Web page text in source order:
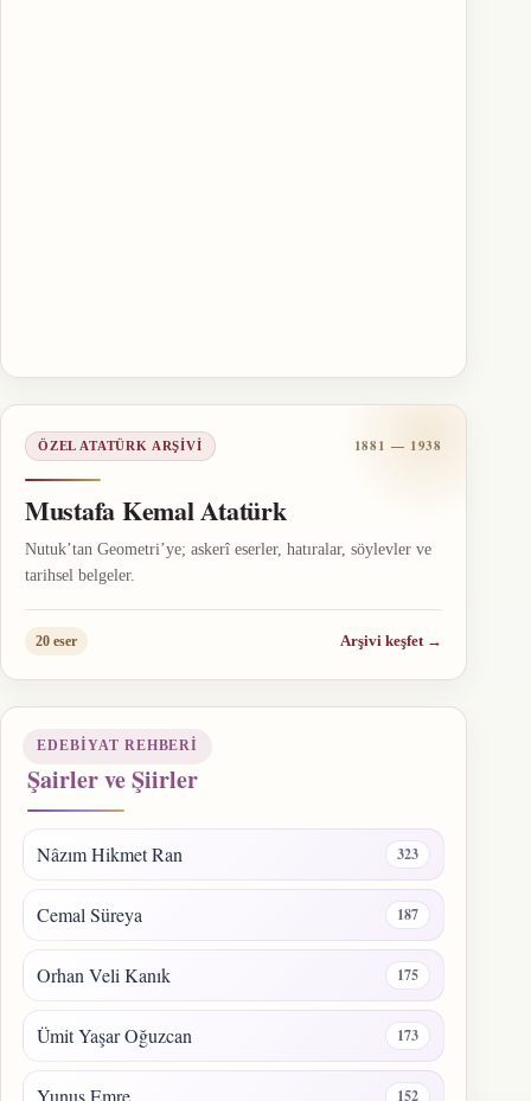
ÖZEL ATATÜRK ARŞIVI 1881 — 1938
Mustafa Kemal Atatürk
Nutuk’tan Geometri’ye; askerî eserler, hatıralar, söylevler ve
tarihsel belgeler.
20 eser Arşivi keşfet →
EDEBIYAT REHBERI
Şairler ve Şiirler
Nâzım Hikmet Ran 323
Cemal Süreya 187
Orhan Veli Kanık 175
Ümit Yaşar Oğuzcan 173
Yunus Emre 152